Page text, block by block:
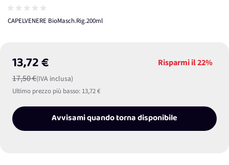
CAPELVENERE BioMasch.Rig.200ml
13,72 €
17,50 €(IVA inclusa)
Risparmi il22%
Ultimo prezzo più basso: 13,72 €
Avvisami quando torna disponibile